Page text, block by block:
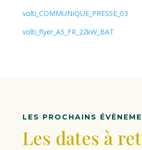
volti_COMMUNIQUE_PRESSE_03
volti_flyer_A5_FR_22kW_BAT
LES PROCHAINS
Les dates à